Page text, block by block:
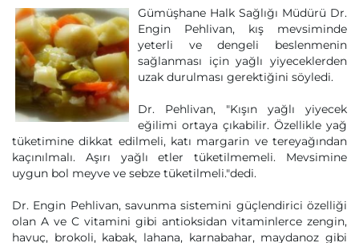
Gümüşhane Halk Sağlığı Müdürü Dr.
Engin Pehlivan, kış mevsiminde
yeterli ve dengeli beslenmenin
sağlanması için yağlı yiyeceklerden
uzak durulması gerektiğini söyledi.
Dr. Pehlivan, "Kışın yağlı yiyecek
eğilimi ortaya çıkabilir. Özellikle yağ
tüketimine dikkat edilmeli, katı margarin ve tereyağından
kaçınılmalı. Aşırı yağlı etler tüketilmemeli. Mevsimine
uygun bol meyve ve sebze tüketilmeli."dedi.
Dr. Engin Pehlivan, savunma sistemini güçlendirici özelliği
olan A ve C vitamini gibi antioksidan vitaminlerce zengin,
havuç, brokoli, kabak, lahana, karnabahar, maydanoz gibi